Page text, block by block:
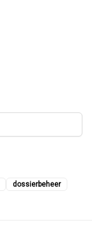
dossierbeheer